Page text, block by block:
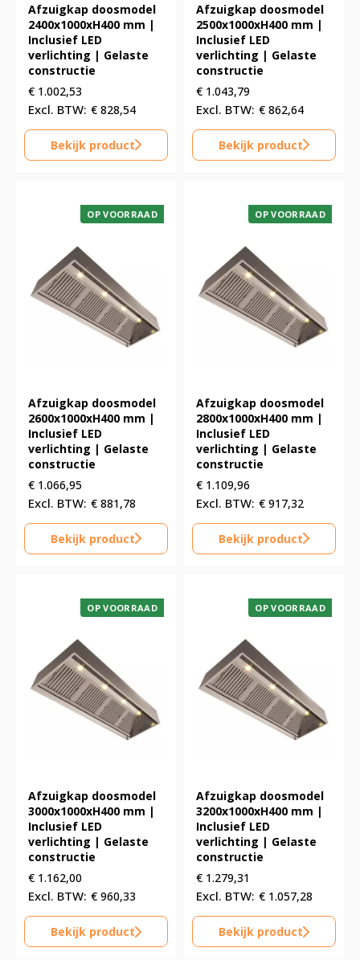
Afzuigkap doosmodel
2400x1000xH400 mm |
Inclusief LED
verlichting | Gelaste
constructie
€ 1.002,53
€ 828,54
Bekijk product
Afzuigkap doosmodel
2500x1000xH400 mm |
Inclusief LED
verlichting | Gelaste
constructie
€ 1.043,79
€ 862,64
Bekijk product
OP VOORRAAD
Afzuigkap doosmodel
2600x1000xH400 mm |
Inclusief LED
verlichting | Gelaste
constructie
€ 1.066,95
€ 881,78
Bekijk product
OP VOORRAAD
Afzuigkap doosmodel
2800x1000xH400 mm |
Inclusief LED
verlichting | Gelaste
constructie
€ 1.109,96
€ 917,32
Bekijk product
OP VOORRAAD
Afzuigkap doosmodel
3000x1000xH400 mm |
Inclusief LED
verlichting | Gelaste
constructie
€ 1.162,00
€ 960,33
Bekijk product
OP VOORRAAD
Afzuigkap doosmodel
3200x1000xH400 mm |
Inclusief LED
verlichting | Gelaste
constructie
€ 1.279,31
€ 1.057,28
Bekijk product